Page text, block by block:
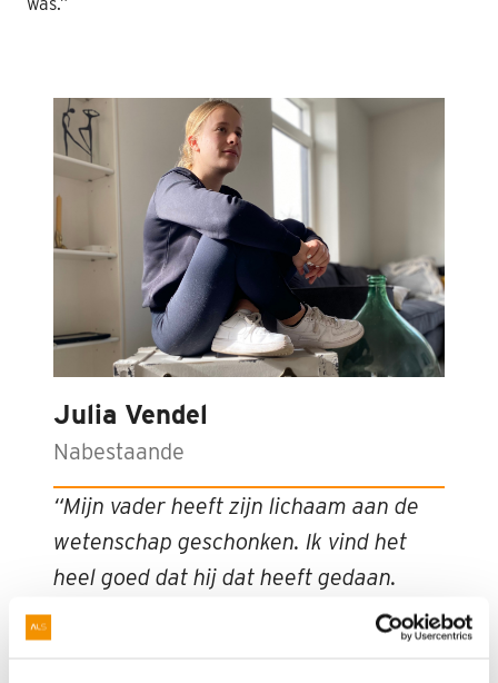
Julia Vendel
Nabestaande
“Mijn vader heeft zijn lichaam aan de
wetenschap geschonken. Ik vind het
heel goed dat hij dat heeft gedaan.